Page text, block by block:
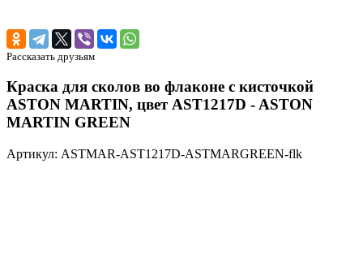
Рассказать друзьям
Краска для сколов во флаконе с кисточкой
ASTON MARTIN, цвет AST1217D - ASTON
MARTIN GREEN
Артикул: ASTMAR-AST1217D-ASTMARGREEN-flk